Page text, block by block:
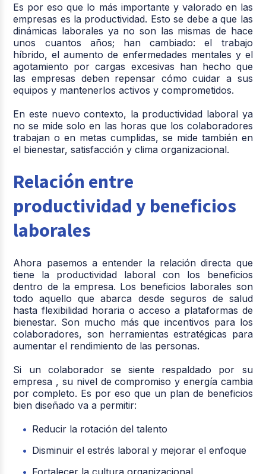
Es por eso que lo más importante y valorado en las
empresas es la productividad. Esto se debe a que las
dinámicas laborales ya no son las mismas de hace
unos cuantos años; han cambiado: el trabajo
híbrido, el aumento de enfermedades mentales y el
agotamiento por cargas excesivas han hecho que
las empresas deben repensar cómo cuidar a sus
equipos y mantenerlos activos y comprometidos.
En este nuevo contexto, la productividad laboral ya
no se mide solo en las horas que los colaboradores
trabajan o en metas cumplidas, se mide también en
el bienestar, satisfacción y clima organizacional.
Relación entre
productividad y beneficios
laborales
Ahora pasemos a entender la relación directa que
tiene la productividad laboral con los beneficios
dentro de la empresa. Los beneficios laborales son
todo aquello que abarca desde seguros de salud
hasta flexibilidad horaria o acceso a plataformas de
bienestar. Son mucho más que incentivos para los
colaboradores, son herramientas estratégicas para
aumentar el rendimiento de las personas.
Si un colaborador se siente respaldado por su
empresa , su nivel de compromiso y energía cambia
por completo. Es por eso que un plan de beneficios
bien diseñado va a permitir:
Reducir la rotación del talento
Disminuir el estrés laboral y mejorar el enfoque
Fortalecer la cultura organizacional